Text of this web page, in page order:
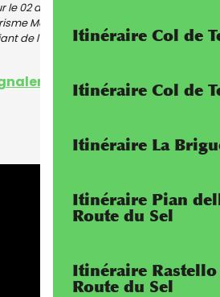
Itinéraire Col de
Itinéraire Col de
Itinéraire La
Itinéraire Pian
Route du Sel
Itinéraire
Route du Sel
le 02 août 2025 à 09:47
Menton, Riviera & Merveilles
de l'offre :
6983564)
une erreur